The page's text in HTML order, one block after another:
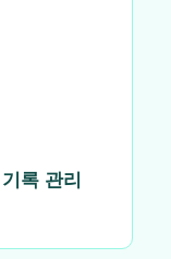
록 관리